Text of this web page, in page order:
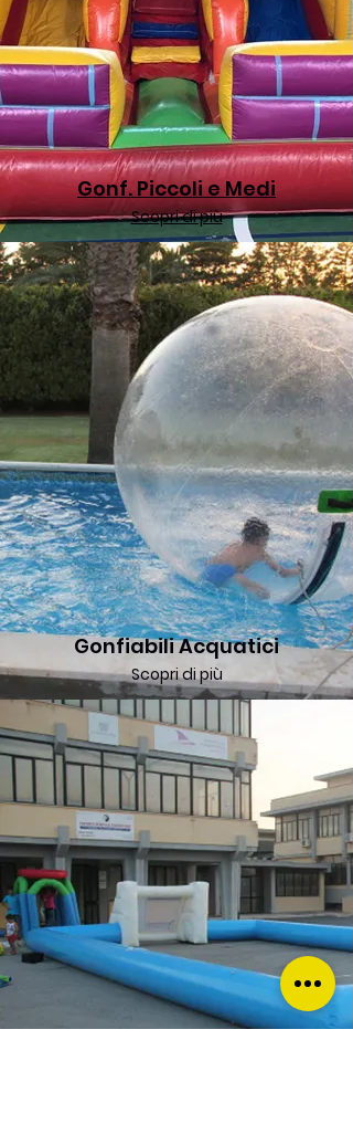
Gonf. Piccoli e Medi
Scopri di più
Gonfiabili Acquatici
Scopri di più